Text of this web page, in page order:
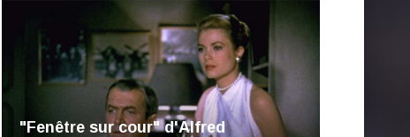
"Fenêtre sur cour" d'Alfred